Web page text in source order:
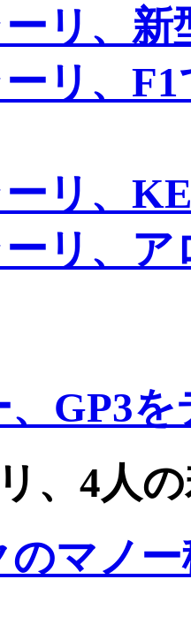
リ、
リ、
リ、
リ、
、GP3を
、4人
のマノ